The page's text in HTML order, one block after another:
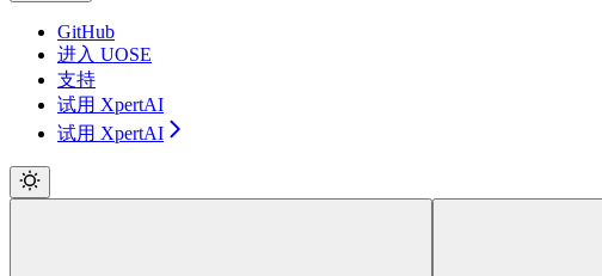
GitHub
进入 UOSE
支持
试用 XpertAI
试用 XpertAI